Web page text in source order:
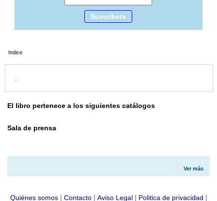
Suscríbete
Indice
.
El libro pertenece a los siguientes catálogos
Sala de prensa
Ver más
Quiénes somos| Contacto| Aviso Legal| Politica de privacidad |